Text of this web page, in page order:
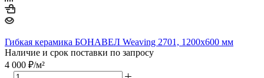
Гибкая керамика БОНАВЕЛ Weaving 2701, 1200x600 мм
Наличие и срок поставки по запросу
4 000 ₽/м²